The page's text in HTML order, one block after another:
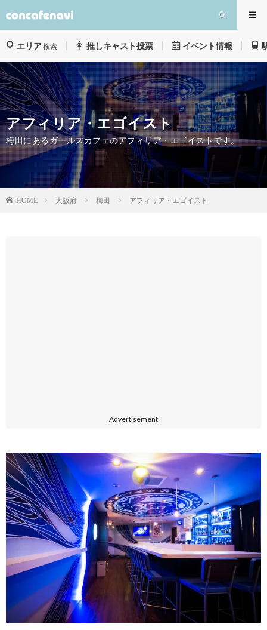
エリア検索 推しキャスト投票 イベント情報
アフィリア・エゴイスト
梅田にあるガールズカフェのアフィリア・エゴイストです。
HOME 大阪府 梅田 アフィリア・エゴイスト
Advertisement